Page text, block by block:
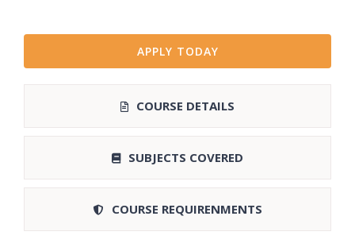
APPLY TODAY
COURSE DETAILS
SUBJECTS COVERED
COURSE REQUIRENMENTS